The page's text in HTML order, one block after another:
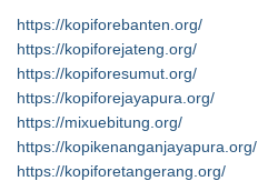
https://kopiforebanten.org/
https://kopiforejateng.org/
https://kopiforesumut.org/
https://kopiforejayapura.org/
https://mixuebitung.org/
https://kopikenanganjayapura.org/
https://kopiforetangerang.org/